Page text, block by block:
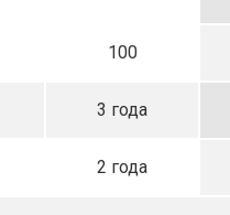
100
3 года
2 года